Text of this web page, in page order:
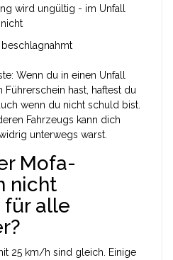
wird ungültig - im Unfall
Wenn du in einen Unfall
hast, haftest du
wenn du nicht schuld bist.
Fahrzeugs kann dich
unterwegs warst.
Mofa-
nicht
für alle
25 km/h sind gleich. Einige